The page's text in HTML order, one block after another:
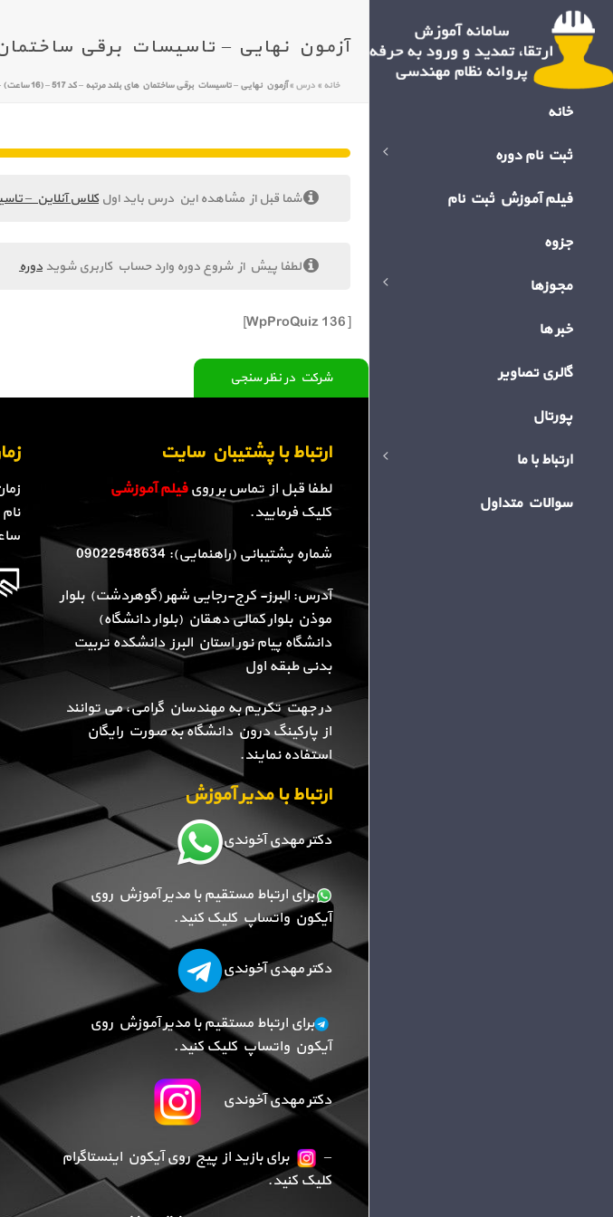
خانه
ثبت نام دوره
فیلم آموزش ثبت نام
جزوه
مجوزها
خبر ها
گالری تصاویر
پورتال
ارتباط با ما
سوالات متداول
آزمون نهایی – تاسیسات برقی ساختمان های بلند مرتبه – کد
خانه » درس »آزمون نهایی – تاسیسات برقی ساختمان های بلند مرتبه – کد 517 – (16 ساعت) – گروه 517990705 (2)
شرکت در نظر سنجی
شما قبل از مشاهده این درس باید اولکلاس آنلاین – تاسیسات
لطفا پیش از شروع دوره وارد حساب کاربری شویددوره
[WpProQuiz 136]
ساعت 08:30
ارتباط با پشتیبان سایت
لطفا قبل از تماس بر رویفیلم آموزشی
کلیک فرمایید.
شماره پشتیبانی (راهنمایی): 09022548634
آدرس: البرز- کرج-رجایی شهر (گوهردشت) بلوار
موذن بلوار کمالی دهقان (بلوار دانشگاه)
دانشگاه پیام نور استان البرز دانشکده تربیت
بدنی طبقه اول
در جهت تکریم به مهندسان گرامی، می توانند
از پارکینگ درون دانشگاه به صورت رایگان
استفاده نمایند.
ارتباط با مدیر آموزش
دکتر مهدی آخوندی
برای ارتباط مستقیم با مدیر آموزش روی
آیکون واتساپ کلیک کنید.
دکتر مهدی آخوندی
برای ارتباط مستقیم با مدیر آموزش روی
آیکون واتساپ کلیک کنید.
دکتر مهدی آخوندی
–
برای بازید از پیج روی آیکون اینستاگرام
کلیک کنید.